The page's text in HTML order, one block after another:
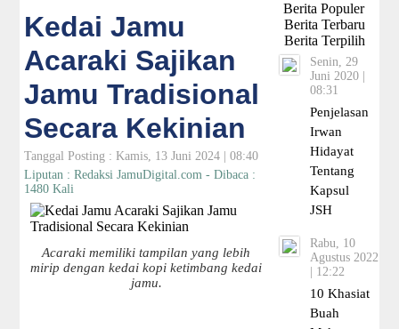
Kedai Jamu
Acaraki Sajikan
Jamu Tradisional
Secara Kekinian
Tanggal Posting : Kamis, 13 Juni 2024 | 08:40
Liputan : Redaksi JamuDigital.com - Dibaca :
1480 Kali
Acaraki memiliki tampilan yang lebih
mirip dengan kedai kopi ketimbang kedai
jamu.
Berita Populer
Berita Terbaru
Berita Terpilih
Senin, 29
Juni 2020 |
08:31
Penjelasan
Irwan
Hidayat
Tentang
Kapsul
JSH
Rabu, 10
Agustus 2022
| 12:22
10 Khasiat
Buah